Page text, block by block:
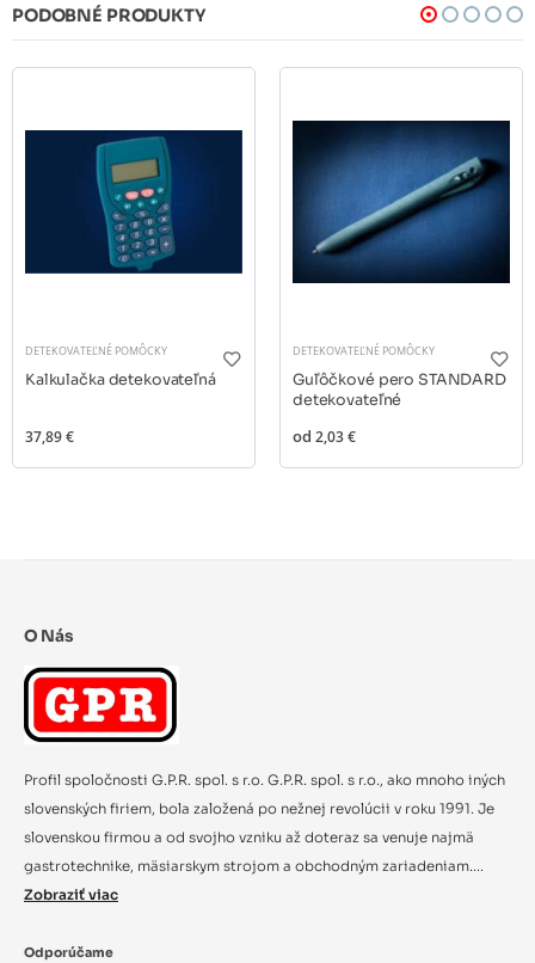
PODOBNÉ PRODUKTY
DETEKOVATEĽNÉ POMÔCKY
Kalkulačka detekovateľná
37,89 €
DETEKOVATEĽNÉ POMÔCKY
Guľôčkové pero STANDARD
detekovateľné
od 2,03 €
O Nás
Profil spoločnosti G.P.R. spol. s r.o. G.P.R. spol. s r.o., ako mnoho iných
slovenských firiem, bola založená po nežnej revolúcii v roku 1991. Je
slovenskou firmou a od svojho vzniku až doteraz sa venuje najmä
gastrotechnike, mäsiarskym strojom a obchodným zariadeniam....
Zobraziť viac
Odporúčame